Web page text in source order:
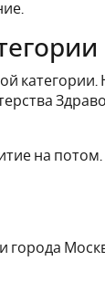
категории.
на
города